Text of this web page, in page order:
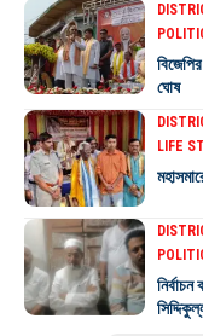
ঘোষ
LIFE